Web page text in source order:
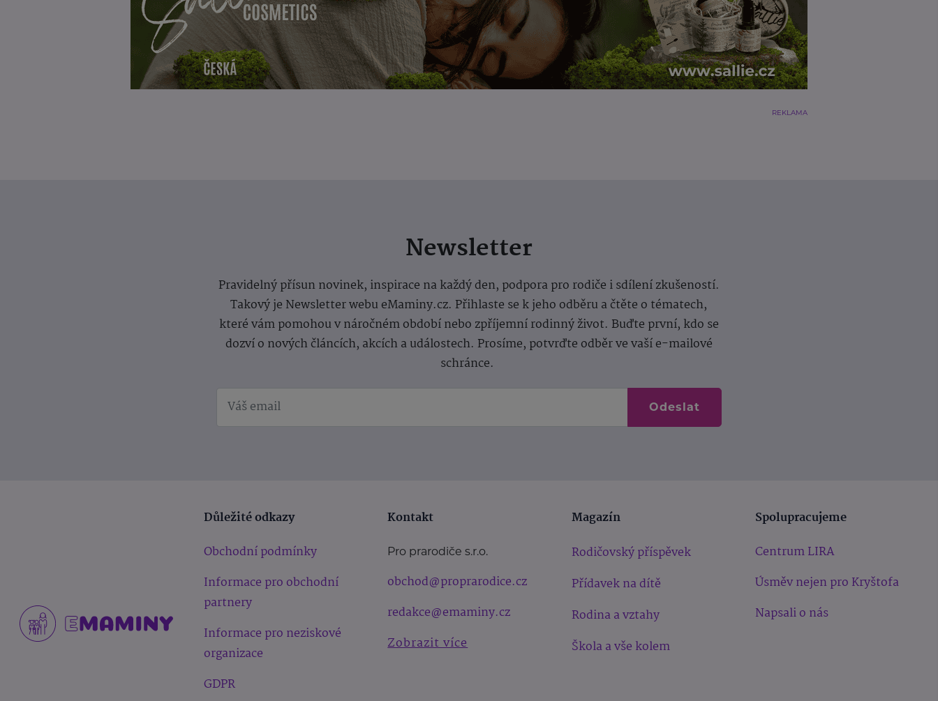
REKLAMA
Newsletter
Pravidelný přísun novinek, inspirace na každý den, podpora pro rodiče i sdílení zkušeností.
Takový je Newsletter webu eMaminy.cz. Přihlaste se k jeho odběru a čtěte o tématech,
které vám pomohou v náročném období nebo zpříjemní rodinný život. Buďte první, kdo se
dozví o nových článcích, akcích a událostech. Prosíme, potvrďte odběr ve vaší e-mailové
schránce.
Odeslat
Důležité odkazy
Obchodní podmínky
Informace pro obchodní
partnery
Informace pro neziskové
organizace
GDPR
Kontakt
Pro prarodiče s.r.o.
obchod@proprarodice.cz
redakce@emaminy.cz
Zobrazit více
Magazín
Rodičovský příspěvek
Přídavek na dítě
Rodina a vztahy
Škola a vše kolem
Spolupracujeme
Centrum LIRA
Úsměv nejen pro Kryštofa
Napsali o nás